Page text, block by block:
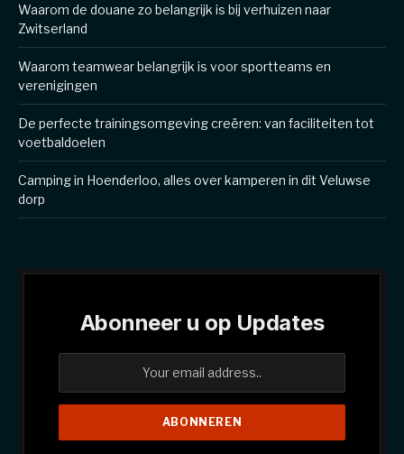
Waarom de douane zo belangrijk is bij verhuizen naar
Zwitserland
Waarom teamwear belangrijk is voor sportteams en
verenigingen
De perfecte trainingsomgeving creëren: van faciliteiten tot
voetbaldoelen
Camping in Hoenderloo, alles over kamperen in dit Veluwse
dorp
Abonneer u op Updates